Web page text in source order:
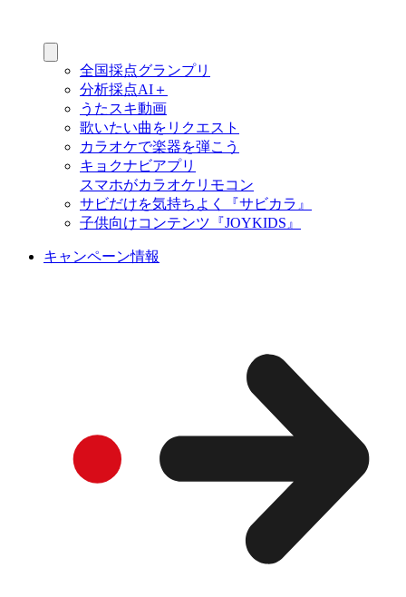
全国採点グランプリ
分析採点AI＋
うたスキ動画
歌いたい曲をリクエスト
カラオケで楽器を弾こう
キョクナビアプリ
スマホがカラオケリモコン
サビだけを気持ちよく『サビカラ』
子供向けコンテンツ『JOYKIDS』
キャンペーン情報